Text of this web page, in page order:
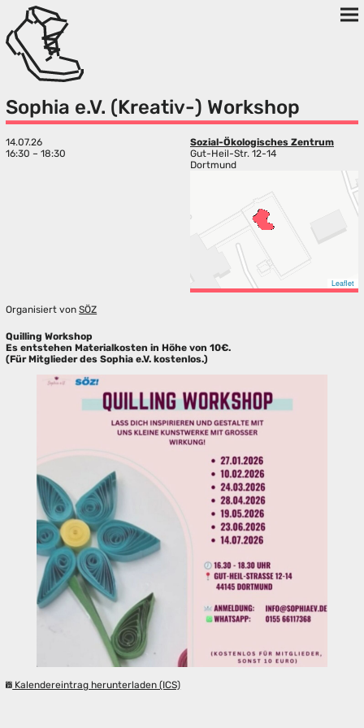
Sophia e.V. (Kreativ-) Workshop
14.07.26
16:30 – 18:30
Sozial-Ökologisches Zentrum
Gut-Heil-Str. 12-14
Dortmund
Leaflet
Organisiert vonSÖZ
Quilling Workshop
Es entstehen Materialkosten in Höhe von 10€.
(Für Mitglieder des Sophia e.V. kostenlos.)
Kalendereintrag herunterladen (ICS)